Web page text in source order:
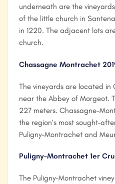
underneath are the
of the little church in
in 1220. The adjacent lots
church.
Chassagne Montrachet
The vineyards are located in
near the Abbey of Morgeot.
227 meters. Chassagne-
the region’s most sought-
Puligny-Montrachet and
Puligny-Montrachet 1er Cru
The Puligny-Montrachet